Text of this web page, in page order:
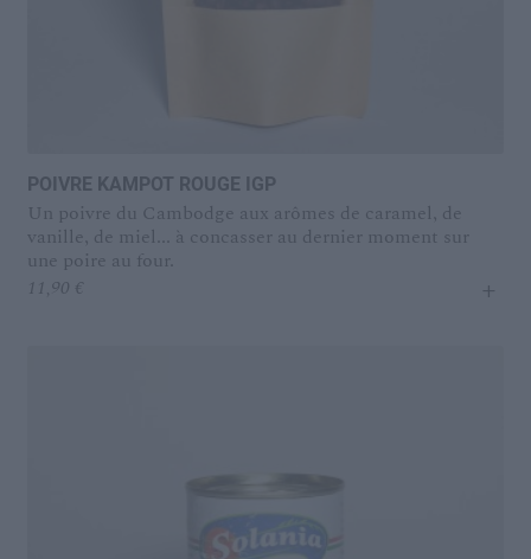
POIVRE KAMPOT ROUGE IGP
Un poivre du Cambodge aux arômes de caramel, de
vanille, de miel... à concasser au dernier moment sur
une poire au four.
11,90 € +